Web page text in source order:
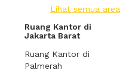
Lihat semua area
Ruang Kantor di
Jakarta Barat
Ruang Kantor di
Palmerah